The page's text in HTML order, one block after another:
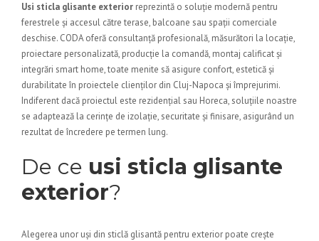
Usi sticla glisante exterior reprezintă o soluție modernă pentru
ferestrele și accesul către terase, balcoane sau spații comerciale
deschise. CODA oferă consultanță profesională, măsurători la locație,
proiectare personalizată, producție la comandă, montaj calificat și
integrări smart home, toate menite să asigure confort, estetică și
durabilitate în proiectele clienților din Cluj-Napoca și împrejurimi.
Indiferent dacă proiectul este rezidențial sau Horeca, soluțiile noastre
se adaptează la cerințe de izolație, securitate și finisare, asigurând un
rezultat de încredere pe termen lung.
De ce usi sticla glisante
exterior?
Alegerea unor uși din sticlă glisantă pentru exterior poate crește